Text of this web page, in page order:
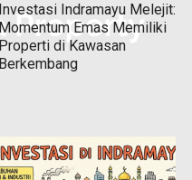
Investasi Indramayu Melejit:
Momentum Emas Memiliki
Properti di Kawasan
Berkembang